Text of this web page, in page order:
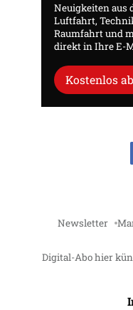
Neuigkeiten aus
Luftfahrt,
Raumfahrt und
direkt in Ihre E-
Kostenlos
Newsletter
Digital-Abo hier